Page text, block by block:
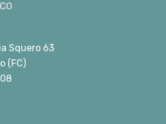
Squero 63
(FC)